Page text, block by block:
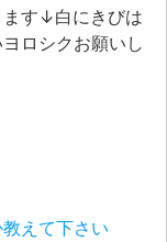
ます↓白にきびは
ロシクお願いし
えて下さい